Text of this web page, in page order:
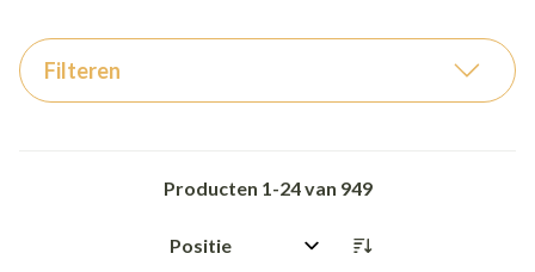
Filteren
Producten 1-24van 949
Sorteer op: